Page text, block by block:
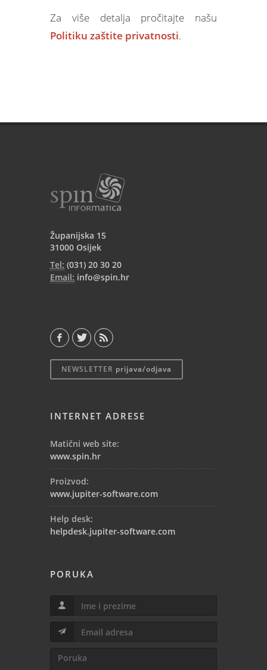
Za više detalja pročitajte našu
Politiku zaštite privatnosti.
Županijska 15
31000 Osijek
Tel: (031) 20 30 20
Email: info@spin.hr
NEWSLETTER prijava/odjava
INTERNET ADRESE
Matični web site:
www.spin.hr
Proizvod:
www.jupiter-software.com
Help desk:
helpdesk.jupiter-software.com
PORUKA